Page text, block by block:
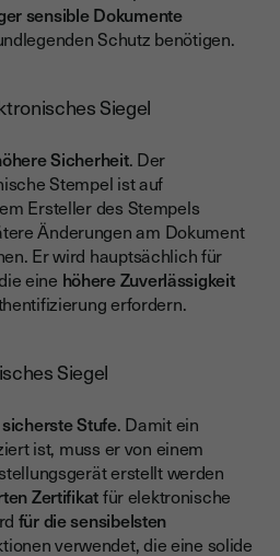
sensible Dokumente
Schutz benötigen.
Siegel
Sicherheit. Der
Stempel ist auf
Ersteller des Stempels
Änderungen am Dokument
Er wird hauptsächlich für
eine höhere Zuverlässigkeit
erfordern.
Siegel
Stufe. Damit ein
ist, muss er von einem
erstellt werden
Zertifikatfür elektronische
für die sensibelsten
verwendet, die eine solide